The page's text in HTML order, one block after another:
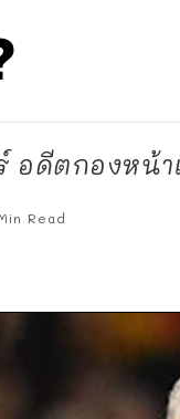
อดีตกองหน้
Read